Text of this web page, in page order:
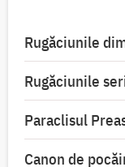
Rugăciunile
Rugăciunile
Paraclisul
Canon de